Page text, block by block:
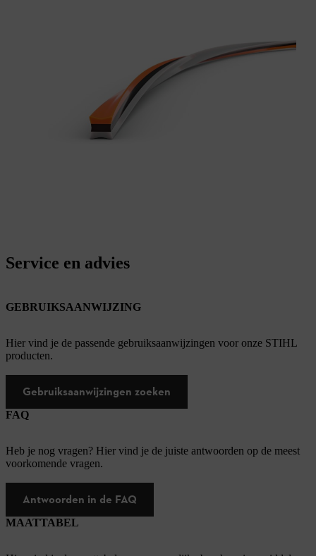
Service en advies
GEBRUIKSAANWIJZING
Hier vind je de passende gebruiksaanwijzingen voor onze STIHL
producten.
Gebruiksaanwijzingen zoeken
FAQ
Heb je nog vragen? Hier vind je de juiste antwoorden op de meest
voorkomende vragen.
Antwoorden in de FAQ
MAATTABEL